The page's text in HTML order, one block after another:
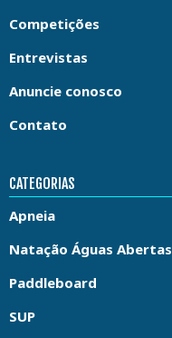
Competições
Entrevistas
Anuncie conosco
Contato
CATEGORIAS
Apneia
Natação Águas Abertas
Paddleboard
SUP